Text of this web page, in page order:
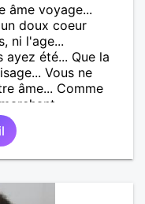
âme voyage...
doux coeur
ni l'age...
été... Que la
Vous ne
âme... Comme